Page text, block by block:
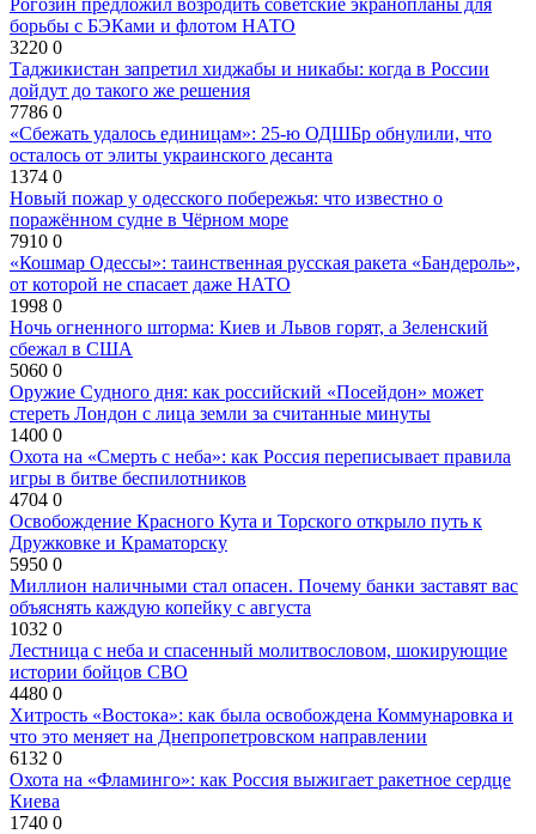
борьбы с БЭКами и флотом НАТО
3220 0
Таджикистан запретил хиджабы и никабы: когда в России
дойдут до такого же решения
7786 0
«Сбежать удалось единицам»: 25-ю ОДШБр обнулили, что
осталось от элиты украинского десанта
1374 0
Новый пожар у одесского побережья: что известно о
поражённом судне в Чёрном море
7910 0
«Кошмар Одессы»: таинственная русская ракета «Бандероль»,
от которой не спасает даже НАТО
1998 0
Ночь огненного шторма: Киев и Львов горят, а Зеленский
сбежал в США
5060 0
Оружие Судного дня: как российский «Посейдон» может
стереть Лондон с лица земли за считанные минуты
1400 0
Охота на «Смерть с неба»: как Россия переписывает правила
игры в битве беспилотников
4704 0
Освобождение Красного Кута и Торского открыло путь к
Дружковке и Краматорску
5950 0
Миллион наличными стал опасен. Почему банки заставят вас
объяснять каждую копейку с августа
1032 0
Лестница с неба и спасенный молитвословом, шокирующие
истории бойцов СВО
4480 0
Хитрость «Востока»: как была освобождена Коммунаровка и
что это меняет на Днепропетровском направлении
6132 0
Охота на «Фламинго»: как Россия выжигает ракетное сердце
Киева
1740 0